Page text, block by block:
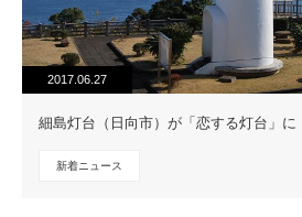
2017.06.27
細島灯台（日向市）が「恋する灯台
新着ニュース